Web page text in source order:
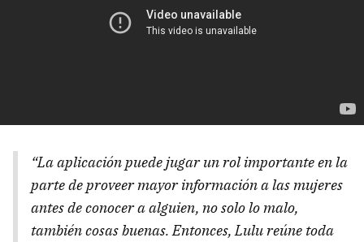
“La aplicación puede jugar un rol importante en la
parte de proveer mayor información a las mujeres
antes de conocer a alguien, no solo lo malo,
también cosas buenas. Entonces, Lulu reúne toda